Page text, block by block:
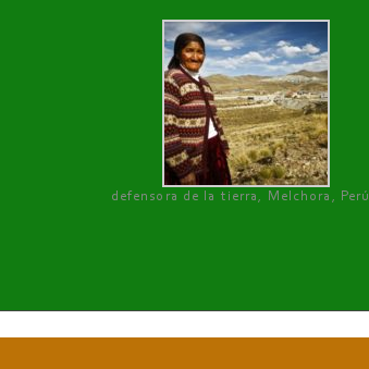
defensora de la tierra, Melchora, Perú